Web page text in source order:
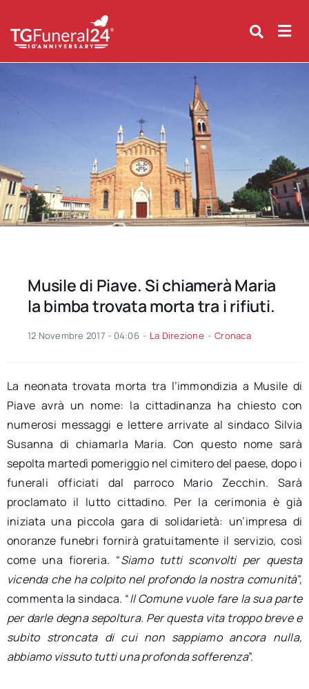
content
Musile di Piave. Si chiamerà Maria
la bimba trovata morta tra i rifiuti.
12 Novembre 2017 - 04:06 - La Direzione - Cronaca
La neonata trovata morta tra l’immondizia a Musile di
Piave avrà un nome: la cittadinanza ha chiesto con
numerosi messaggi e lettere arrivate al sindaco Silvia
Susanna di chiamarla Maria. Con questo nome sarà
sepolta martedì pomeriggio nel cimitero del paese, dopo i
funerali officiati dal parroco Mario Zecchin. Sarà
proclamato il lutto cittadino. Per la cerimonia è già
iniziata una piccola gara di solidarietà: un’impresa di
onoranze funebri fornirà gratuitamente il servizio, così
come una fioreria. “Siamo tutti sconvolti per questa
vicenda che ha colpito nel profondo la nostra comunità”,
commenta la sindaca. “Il Comune vuole fare la sua parte
per darle degna sepoltura. Per questa vita troppo breve e
subito stroncata di cui non sappiamo ancora nulla,
abbiamo vissuto tutti una profonda sofferenza”.